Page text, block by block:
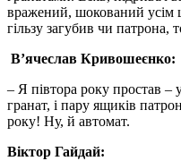
вражений, шокований усім
гільзу загубив чи патрона,
В’ячеслав Кривошеєнко:
– Я півтора року простав –
гранат, і пару ящиків
року! Ну, й автомат.
Віктор Гайдай: